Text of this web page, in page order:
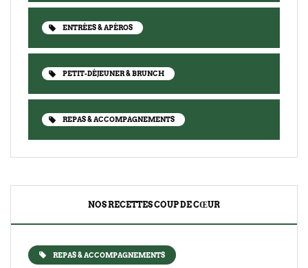
ENTRÉES & APÉROS
PETIT-DÉJEUNER & BRUNCH
REPAS & ACCOMPAGNEMENTS
NOS RECETTES COUP DE CŒUR
REPAS & ACCOMPAGNEMENTS